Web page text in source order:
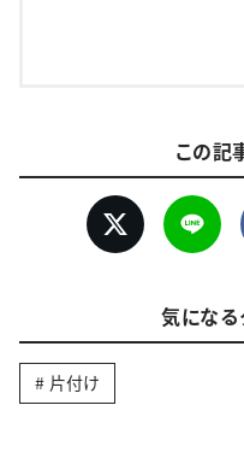
この記
気になる
片付け